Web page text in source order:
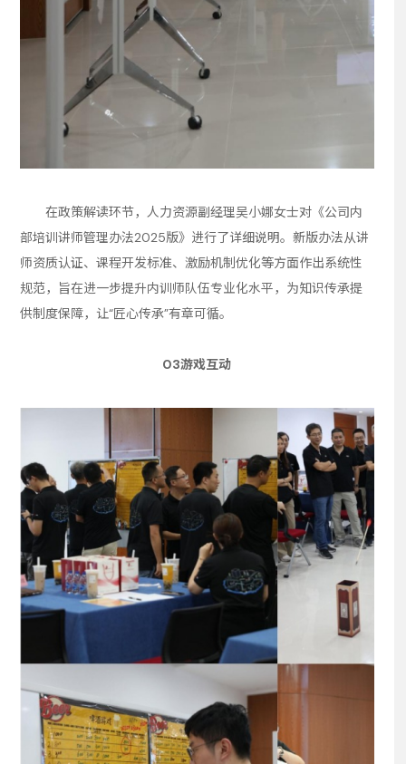
在政策解读环节，人力资源副经理吴小娜女士对《公司内
部培训讲师管理办法2025版》进行了详细说明。新版办法从讲
师资质认证、课程开发标准、激励机制优化等方面作出系统性
规范，旨在进一步提升内训师队伍专业化水平，为知识传承提
供制度保障，让“匠心传承”有章可循。
03游戏互动